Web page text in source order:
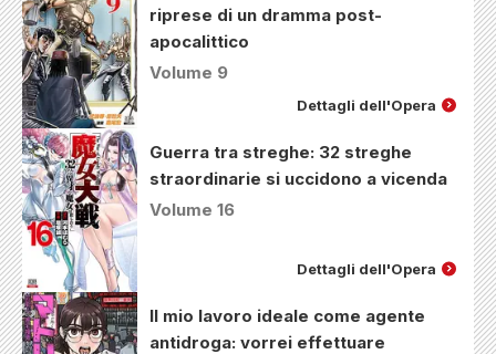
riprese di un dramma post-
apocalittico
Volume 9
Dettagli dell'Opera
Guerra tra streghe: 32 streghe
straordinarie si uccidono a vicenda
Volume 16
Dettagli dell'Opera
Il mio lavoro ideale come agente
antidroga: vorrei effettuare